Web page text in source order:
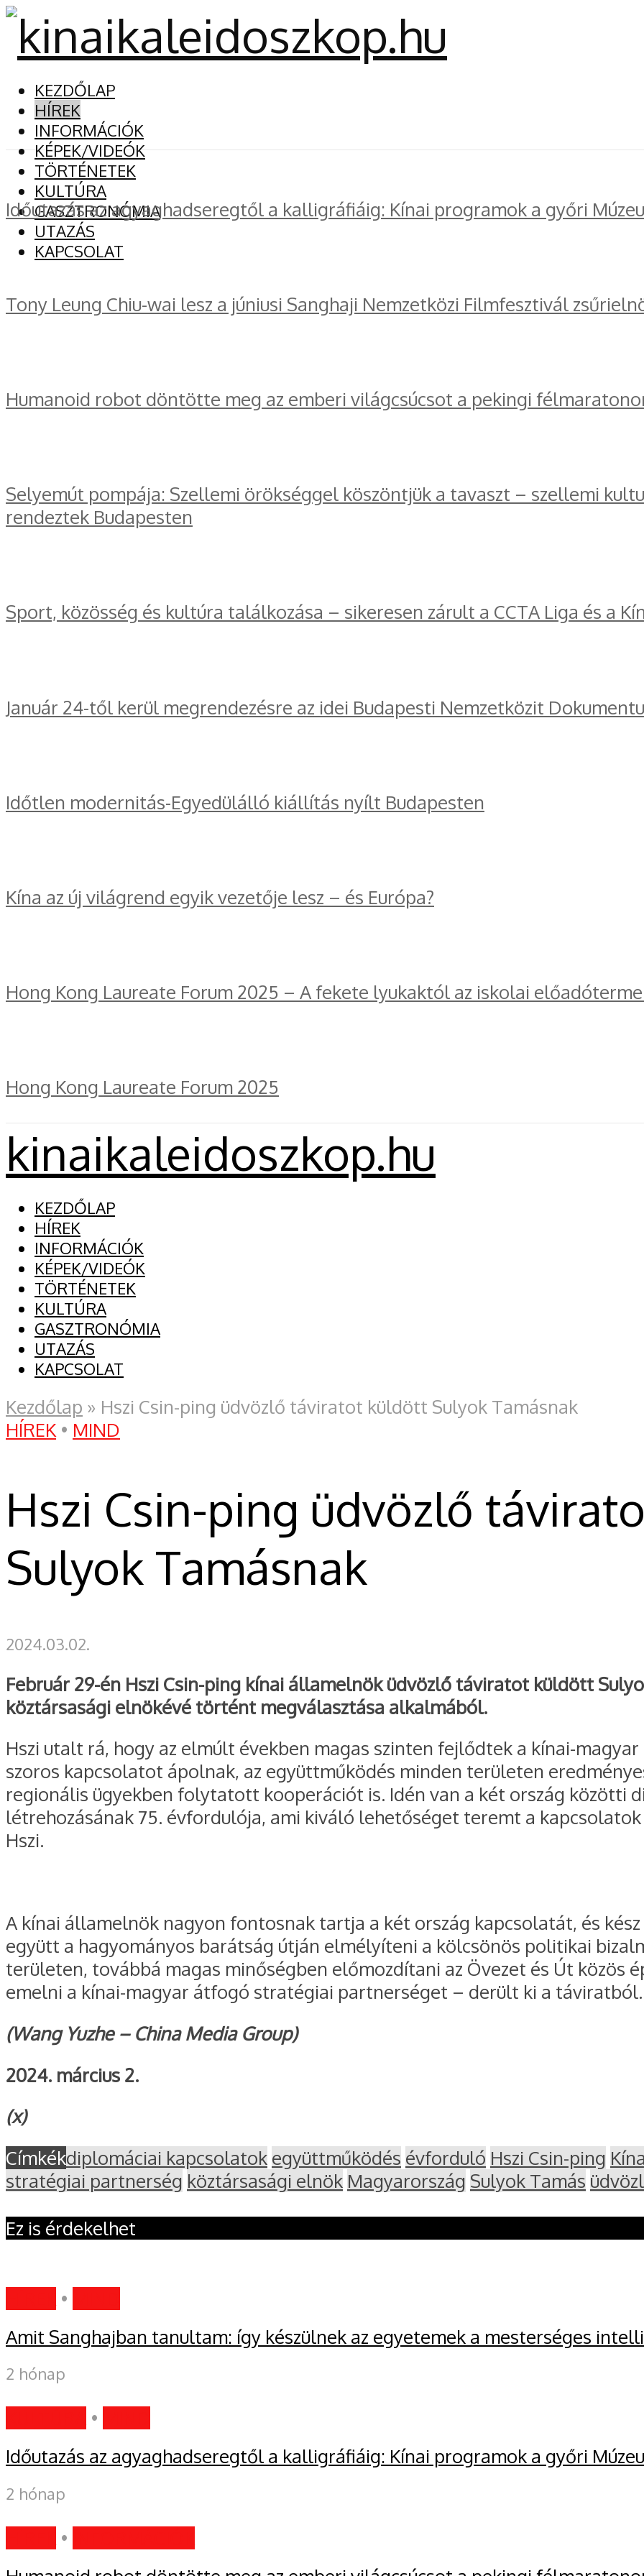
KEZDŐLAP
HÍREK
INFORMÁCIÓK
KÉPEK/VIDEÓK
TÖRTÉNETEK
KULTÚRA
GASZTRONÓMIA
UTAZÁS
KAPCSOLAT
Időutazás az agyaghadseregtől a kalligráfiáig: Kínai programok a győri
Tony Leung Chiu-wai lesz a júniusi Sanghaji Nemzetközi Filmfesztivál
Humanoid robot döntötte meg az emberi világcsúcsot a pekingi
Selyemút pompája: Szellemi örökséggel köszöntjük a tavaszt – szellemi
rendeztek Budapesten
Sport, közösség és kultúra találkozása – sikeresen zárult a CCTA Liga és a
Január 24-től kerül megrendezésre az idei Budapesti Nemzetközit
Időtlen modernitás-Egyedülálló kiállítás nyílt Budapesten
Kína az új világrend egyik vezetője lesz – és Európa?
Hong Kong Laureate Forum 2025 – A fekete lyukaktól az iskolai
Hong Kong Laureate Forum 2025
kinaikaleidoszkop.hu
KEZDŐLAP
HÍREK
INFORMÁCIÓK
KÉPEK/VIDEÓK
TÖRTÉNETEK
KULTÚRA
GASZTRONÓMIA
UTAZÁS
KAPCSOLAT
Kezdőlap » Hszi Csin-ping üdvözlő táviratot küldött Sulyok Tamásnak
HÍREK • MIND
Hszi Csin-ping üdvözlő
Sulyok Tamásnak
2024.03.02.
Február 29-én Hszi Csin-ping kínai államelnök üdvözlő táviratot küldött
köztársasági elnökévé történt megválasztása alkalmából.
Hszi utalt rá, hogy az elmúlt években magas szinten fejlődtek a kínai-
szoros kapcsolatot ápolnak, az együttműködés minden területen
regionális ügyekben folytatott kooperációt is. Idén van a két ország közötti
létrehozásának 75. évfordulója, ami kiváló lehetőséget teremt a
Hszi.
A kínai államelnök nagyon fontosnak tartja a két ország kapcsolatát, és
együtt a hagyományos barátság útján elmélyíteni a kölcsönös politikai
területen, továbbá magas minőségben előmozdítani az Övezet és Út közös
emelni a kínai-magyar átfogó stratégiai partnerséget – derült ki a táviratból.
(Wang Yuzhe – China Media Group)
2024. március 2.
(x)
Címkékdiplomáciai kapcsolatok együttműködés évforduló Hszi Csin-ping
stratégiai partnerség köztársasági elnök Magyarország Sulyok Tamás
Ez is érdekelhet
•
Amit Sanghajban tanultam: így készülnek az egyetemek a mesterséges
2 hónap
•
Időutazás az agyaghadseregtől a kalligráfiáig: Kínai programok a győri
2 hónap
•